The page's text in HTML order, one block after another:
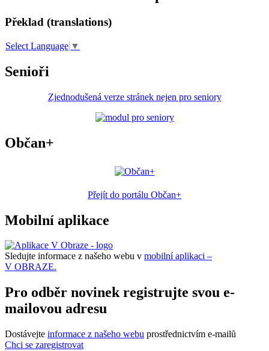
Překlad (translations)
Select Language ▼
Senioři
Zjednodušená verze stránek nejen pro seniory
Občan+
Přejít do portálu Občan+
Mobilní aplikace
Sledujte informace z našeho webu v mobilní aplikaci –
V OBRAZE.
Pro odběr novinek registrujte svou e-
mailovou adresu
Dostávejte informace z našeho webu prostřednictvím e-mailů
Chci se zaregistrovat